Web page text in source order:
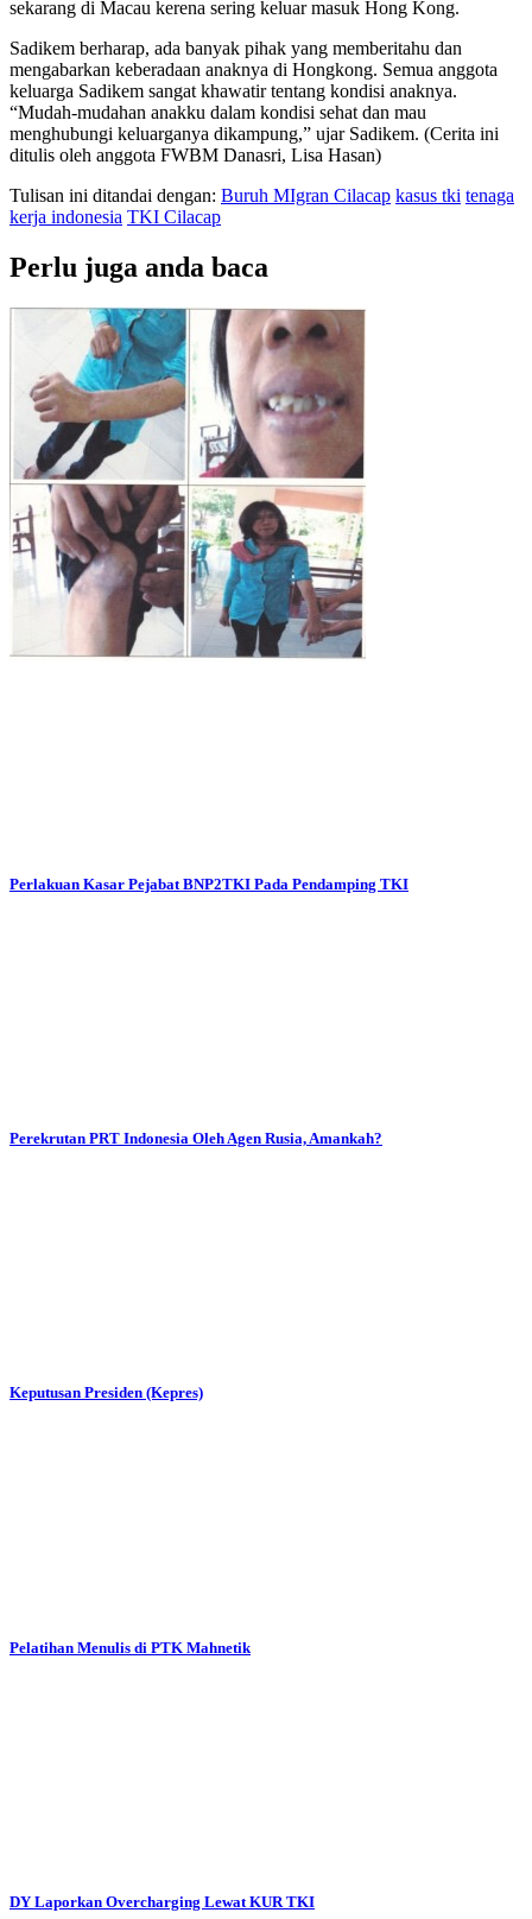
sekarang di Macau kerena sering keluar masuk Hong Kong.
Sadikem berharap, ada banyak pihak yang memberitahu dan
mengabarkan keberadaan anaknya di Hongkong. Semua anggota
keluarga Sadikem sangat khawatir tentang kondisi anaknya.
“Mudah-mudahan anakku dalam kondisi sehat dan mau
menghubungi keluarganya dikampung,” ujar Sadikem. (Cerita ini
ditulis oleh anggota FWBM Danasri, Lisa Hasan)
Tulisan ini ditandai dengan: Buruh MIgran Cilacap kasus tki tenaga
kerja indonesia TKI Cilacap
Perlu juga anda baca
Perlakuan Kasar Pejabat BNP2TKI Pada Pendamping TKI
Perekrutan PRT Indonesia Oleh Agen Rusia, Amankah?
Keputusan Presiden (Kepres)
Pelatihan Menulis di PTK Mahnetik
DY Laporkan Overcharging Lewat KUR TKI